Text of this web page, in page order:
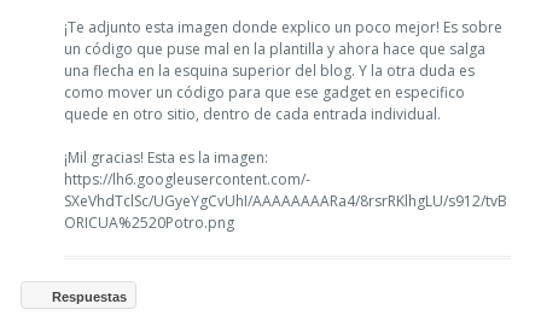
¡Te adjunto esta imagen donde explico un poco mejor! Es sobre
un código que puse mal en la plantilla y ahora hace que salga
una flecha en la esquina superior del blog. Y la otra duda es
como mover un código para que ese gadget en especifico
quede en otro sitio, dentro de cada entrada individual.
¡Mil gracias! Esta es la imagen:
https://lh6.googleusercontent.com/-
SXeVhdTclSc/UGyeYgCvUhI/AAAAAAAARa4/8rsrRKlhgLU/s912/tvB
ORICUA%2520Potro.png
Respuestas